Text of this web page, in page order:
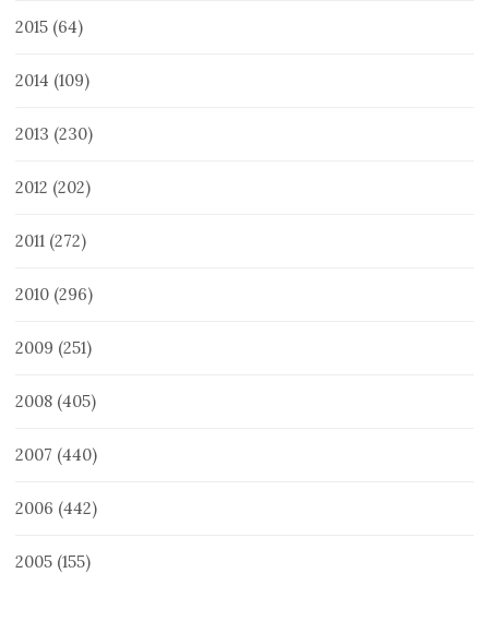
2015 (64)
2014 (109)
2013 (230)
2012 (202)
2011 (272)
2010 (296)
2009 (251)
2008 (405)
2007 (440)
2006 (442)
2005 (155)